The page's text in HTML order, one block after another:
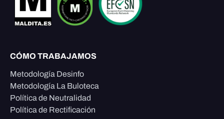
CÓMO TRABAJAMOS
Metodología Desinfo
Metodología La Buloteca
Política de Neutralidad
Política de Rectificación